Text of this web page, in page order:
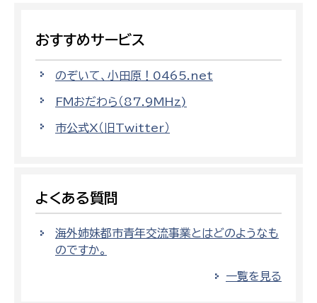
おすすめサービス
のぞいて、小田原！0465.net
FMおだわら（87.9MHz)
市公式X（旧Twitter）
よくある質問
海外姉妹都市青年交流事業とはどのようなも
のですか。
一覧を見る